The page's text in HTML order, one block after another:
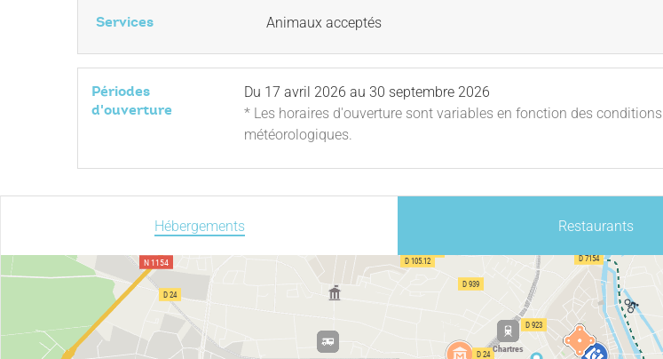
Services Animaux acceptés
Périodes
d'ouverture
Du 17 avril 2026 au 30 septembre 2026
* Les horaires d'ouverture sont variables en fonction des conditions
météorologiques.
Hébergements Restaurants